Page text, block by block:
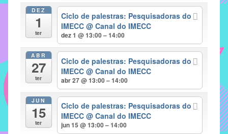
alunos,
professores
pacificadoras
DEZ
1
ter
Ciclo de palestras: Pesquisadoras do
IMECC@ Canal do IMECC
dez 1 @ 13:00 – 14:00
ABR
27
ter
Ciclo de palestras: Pesquisadoras do
IMECC@ Canal do IMECC
abr 27 @ 13:00 – 14:00
JUN
15
ter
Ciclo de palestras: Pesquisadoras do
IMECC@ Canal do IMECC
jun 15 @ 13:00 – 14:00